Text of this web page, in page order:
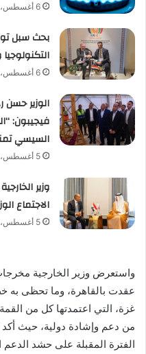
6 أغسطس، 2026
بحث سبل
6 أغسطس، 2026
الوزير حسن
فيجيبون:
السيسي
5 أغسطس، 2026
وزير
الاجتماع
5 أغسطس، 2026
واستعرض وزير الخارجية مخرجات
عقدت بالقاهرة، وما تحظى به
غزة، التي اعتمدتها كل من
من دعم وإشادة دولية، حيث أكد
الفترة المقبلة على حشد الدعم